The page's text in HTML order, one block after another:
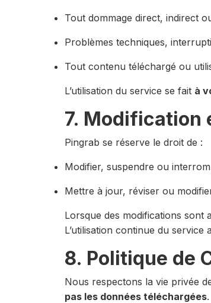
Tout dommage direct, indirect
Problèmes techniques,
Tout contenu téléchargé ou
L’utilisation du service se fait à
7. Modification
Pingrab se réserve le droit de :
Modifier, suspendre ou
Mettre à jour, réviser ou
Lorsque des modifications sont
L’utilisation continue du
8. Politique de
Nous respectons la vie privée
pas les données téléchargées.